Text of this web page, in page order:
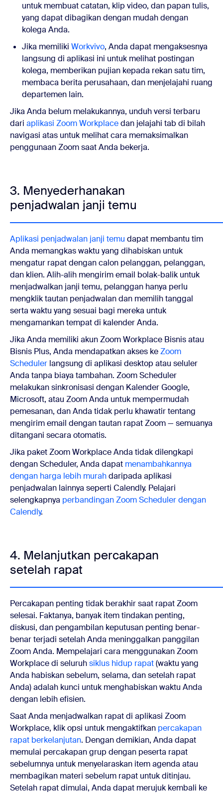
untuk membuat catatan, klip video, dan papan tulis,
yang dapat dibagikan dengan mudah dengan
kolega Anda.
Jika memiliki Workvivo, Anda dapat mengaksesnya
langsung di aplikasi ini untuk melihat postingan
kolega, memberikan pujian kepada rekan satu tim,
membaca berita perusahaan, dan menjelajahi ruang
departemen lain.
Jika Anda belum melakukannya, unduh versi terbaru
dari aplikasi Zoom Workplacedan jelajahi tab di bilah
navigasi atas untuk melihat cara memaksimalkan
penggunaan Zoom saat Anda bekerja.
3. Menyederhanakan
penjadwalan janji temu
Aplikasi penjadwalan janji temu dapat membantu tim
Anda memangkas waktu yang dihabiskan untuk
mengatur rapat dengan calon pelanggan, pelanggan,
dan klien. Alih-alih mengirim email bolak-balik untuk
menjadwalkan janji temu, pelanggan hanya perlu
mengklik tautan penjadwalan dan memilih tanggal
serta waktu yang sesuai bagi mereka untuk
mengamankan tempat di kalender Anda.
Jika Anda memiliki akun Zoom Workplace Bisnis atau
Bisnis Plus, Anda mendapatkan akses keZoom
Scheduler langsung di aplikasi desktop atau seluler
Anda tanpa biaya tambahan. Zoom Scheduler
melakukan sinkronisasi dengan Kalender Google,
Microsoft, atau Zoom Anda untuk mempermudah
pemesanan, dan Anda tidak perlu khawatir tentang
mengirim email dengan tautan rapat Zoom — semuanya
ditangani secara otomatis.
Jika paket Zoom Workplace Anda tidak dilengkapi
dengan Scheduler, Anda dapat menambahkannya
dengan harga lebih murahdaripada aplikasi
penjadwalan lainnya seperti Calendly. Pelajari
selengkapnya perbandingan Zoom Scheduler dengan
Calendly.
4. Melanjutkan percakapan
setelah rapat
Percakapan penting tidak berakhir saat rapat Zoom
selesai. Faktanya, banyak item tindakan penting,
diskusi, dan pengambilan keputusan penting benar-
benar terjadi setelah Anda meninggalkan panggilan
Zoom Anda. Mempelajari cara menggunakan Zoom
Workplace di seluruhsiklus hidup rapat(waktu yang
Anda habiskan sebelum, selama, dan setelah rapat
Anda) adalah kunci untuk menghabiskan waktu Anda
dengan lebih efisien.
Saat Anda menjadwalkan rapat di aplikasi Zoom
Workplace, klik opsi untuk mengaktifkan percakapan
rapat berkelanjutan. Dengan demikian, Anda dapat
memulai percakapan grup dengan peserta rapat
sebelumnya untuk menyelaraskan item agenda atau
membagikan materi sebelum rapat untuk ditinjau.
Setelah rapat dimulai, Anda dapat merujuk kembali ke